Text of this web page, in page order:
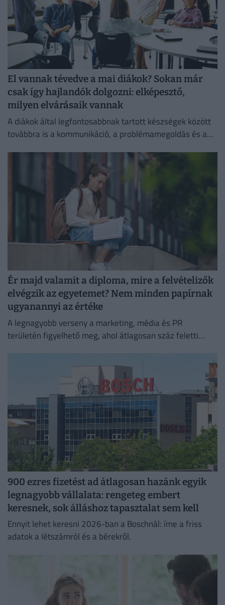
El vannak tévedve a mai diákok? Sokan már
csak így hajlandók dolgozni: elképesztő,
milyen elvárásaik vannak
A diákok által legfontosabbnak tartott készségek között
továbbra is a kommunikáció, a problémamegoldás és a
Ér majd valamit a diploma, mire a felvételizők
elvégzik az egyetemet? Nem minden papírnak
ugyanannyi az értéke
A legnagyobb verseny a marketing, média és PR
területén figyelhető meg, ahol átlagosan száz feletti
900 ezres fizetést ad átlagosan hazánk egyik
legnagyobb vállalata: rengeteg embert
keresnek, sok álláshoz tapasztalat sem kell
Ennyit lehet keresni 2026-ban a Boschnál: íme a friss
adatok a létszámról és a bérekről.